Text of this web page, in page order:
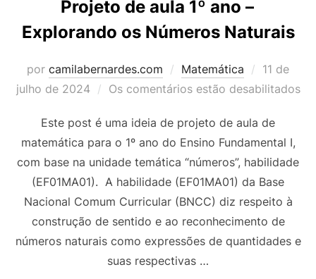
Projeto de aula 1º ano –
Explorando os Números Naturais
por camilabernardes.com Matemática
Postado
em
11 de
julho de 2024
Os comentários estão desabilitados
Este post é uma ideia de projeto de aula de
matemática para o 1º ano do Ensino Fundamental I,
com base na unidade temática “números”, habilidade
(EF01MA01). A habilidade (EF01MA01) da Base
Nacional Comum Curricular (BNCC) diz respeito à
construção de sentido e ao reconhecimento de
números naturais como expressões de quantidades e
suas respectivas …